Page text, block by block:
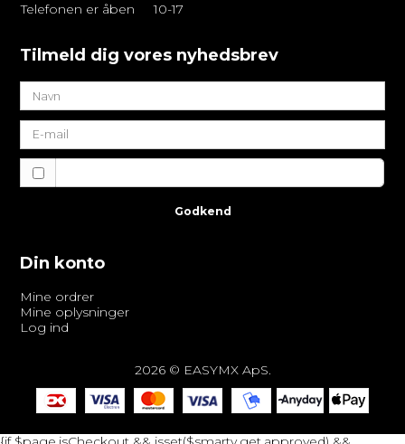
Telefonen er åben 10-17
Tilmeld dig vores nyhedsbrev
Godkend
Din konto
Mine ordrer
Mine oplysninger
Log ind
2026 © EASYMX ApS.